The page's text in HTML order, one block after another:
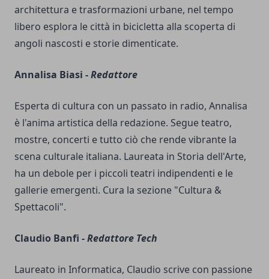
architettura e trasformazioni urbane, nel tempo
libero esplora le città in bicicletta alla scoperta di
angoli nascosti e storie dimenticate.
Annalisa Biasi -Redattore
Esperta di cultura con un passato in radio, Annalisa
è l'anima artistica della redazione. Segue teatro,
mostre, concerti e tutto ciò che rende vibrante la
scena culturale italiana. Laureata in Storia dell'Arte,
ha un debole per i piccoli teatri indipendenti e le
gallerie emergenti. Cura la sezione "Cultura &
Spettacoli".
Claudio Banfi -Redattore Tech
Laureato in Informatica, Claudio scrive con passione